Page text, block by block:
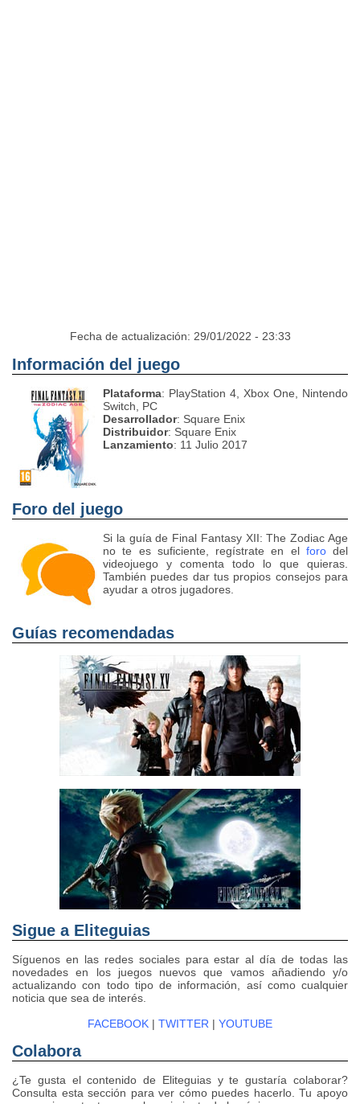
Fecha de actualización: 29/01/2022 - 23:33
Información del juego
Plataforma: PlayStation 4, Xbox One, Nintendo
Switch, PC
Desarrollador: Square Enix
Distribuidor: Square Enix
Lanzamiento: 11 Julio 2017
Foro del juego
Si la guía de Final Fantasy XII: The Zodiac Age
no te es suficiente, regístrate en el forodel
videojuego y comenta todo lo que quieras.
También puedes dar tus propios consejos para
ayudar a otros jugadores.
Guías recomendadas
Sigue a Eliteguias
Síguenos en las redes sociales para estar al día de todas las
novedades en los juegos nuevos que vamos añadiendo y/o
actualizando con todo tipo de información, así como cualquier
noticia que sea de interés.
FACEBOOK | TWITTER | YOUTUBE
Colabora
¿Te gusta el contenido de Eliteguias y te gustaría colaborar?
Consulta esta sección para ver cómo puedes hacerlo. Tu apoyo